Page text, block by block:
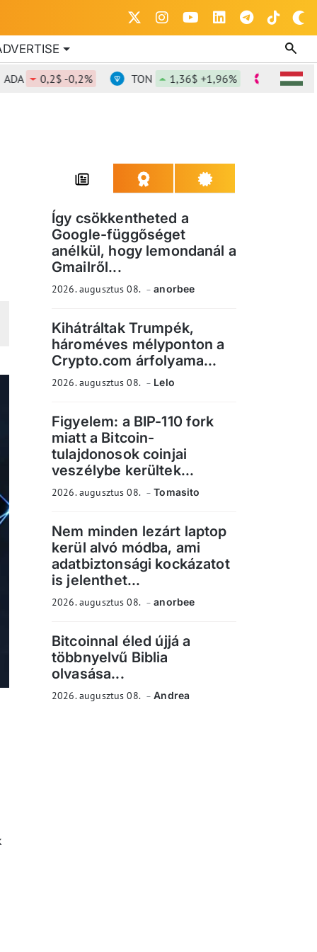
0,2$ -0,2% TON 1,36$ +1,96% DOT
Így csökkentheted a
Google-függőséget
anélkül, hogy lemondanál a
Gmailről...
2026. augusztus 08. anorbee
Kihátráltak Trumpék,
hároméves mélyponton a
Crypto.com árfolyama...
2026. augusztus 08. Lelo
Figyelem: a BIP-110 fork
miatt a Bitcoin-
tulajdonosok coinjai
veszélybe kerültek...
2026. augusztus 08. Tomasito
Nem minden lezárt laptop
kerül alvó módba, ami
adatbiztonsági kockázatot
is jelenthet...
2026. augusztus 08. anorbee
Bitcoinnal éled újjá a
többnyelvű Biblia
olvasása...
2026. augusztus 08. Andrea